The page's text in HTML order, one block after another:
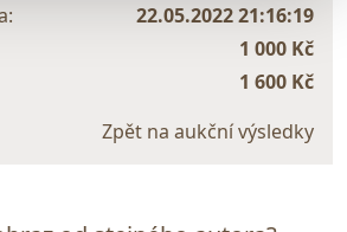
22.05.2022 21:16:19
1 000 Kč
1 600 Kč
Zpět na aukční výsledky